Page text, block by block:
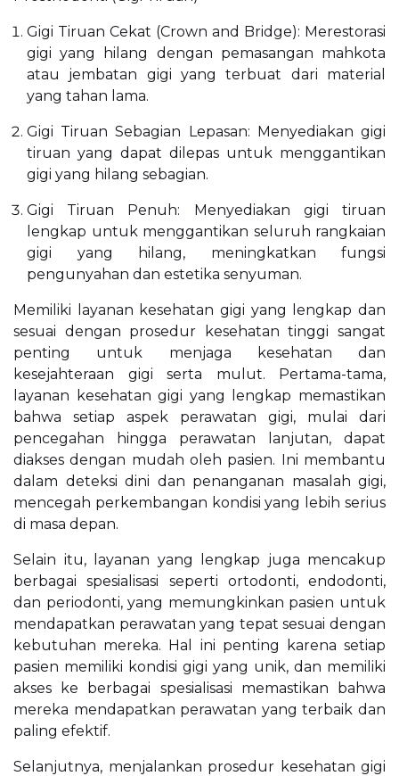
Gigi Tiruan Cekat (Crown and Bridge): Merestorasi
gigi yang hilang dengan pemasangan mahkota
atau jembatan gigi yang terbuat dari material
yang tahan lama.
Gigi Tiruan Sebagian Lepasan: Menyediakan gigi
tiruan yang dapat dilepas untuk menggantikan
gigi yang hilang sebagian.
Gigi Tiruan Penuh: Menyediakan gigi tiruan
lengkap untuk menggantikan seluruh rangkaian
gigi yang hilang, meningkatkan fungsi
pengunyahan dan estetika senyuman.
Memiliki layanan kesehatan gigi yang lengkap dan
sesuai dengan prosedur kesehatan tinggi sangat
penting untuk menjaga kesehatan dan
kesejahteraan gigi serta mulut. Pertama-tama,
layanan kesehatan gigi yang lengkap memastikan
bahwa setiap aspek perawatan gigi, mulai dari
pencegahan hingga perawatan lanjutan, dapat
diakses dengan mudah oleh pasien. Ini membantu
dalam deteksi dini dan penanganan masalah gigi,
mencegah perkembangan kondisi yang lebih serius
di masa depan.
Selain itu, layanan yang lengkap juga mencakup
berbagai spesialisasi seperti ortodonti, endodonti,
dan periodonti, yang memungkinkan pasien untuk
mendapatkan perawatan yang tepat sesuai dengan
kebutuhan mereka. Hal ini penting karena setiap
pasien memiliki kondisi gigi yang unik, dan memiliki
akses ke berbagai spesialisasi memastikan bahwa
mereka mendapatkan perawatan yang terbaik dan
paling efektif.
Selanjutnya, menjalankan prosedur kesehatan gigi